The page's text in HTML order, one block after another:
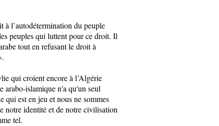
l’autodétermination du peuple
peuples qui luttent pour ce droit. Il
tout en refusant le droit à
qui croient encore à l’Algérie
arabo-islamique n'a qu'un seul
est en jeu et nous ne sommes
notre identité et de notre civilisation
tel.